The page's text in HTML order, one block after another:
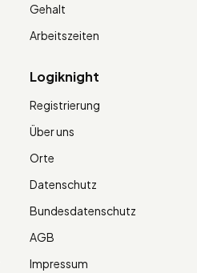
Gehalt
Arbeitszeiten
Logiknight
Registrierung
Über uns
Orte
Datenschutz
Bundesdatenschutz
AGB
Impressum